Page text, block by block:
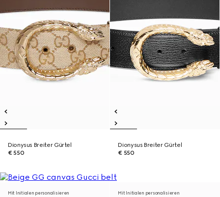
Dionysus Breiter Gürtel
€ 550
Dionysus Breiter Gürtel
€ 550
Mit Initialen personalisieren Mit Initialen personalisieren